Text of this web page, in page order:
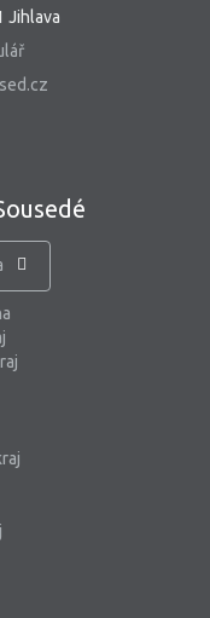
Jihlava